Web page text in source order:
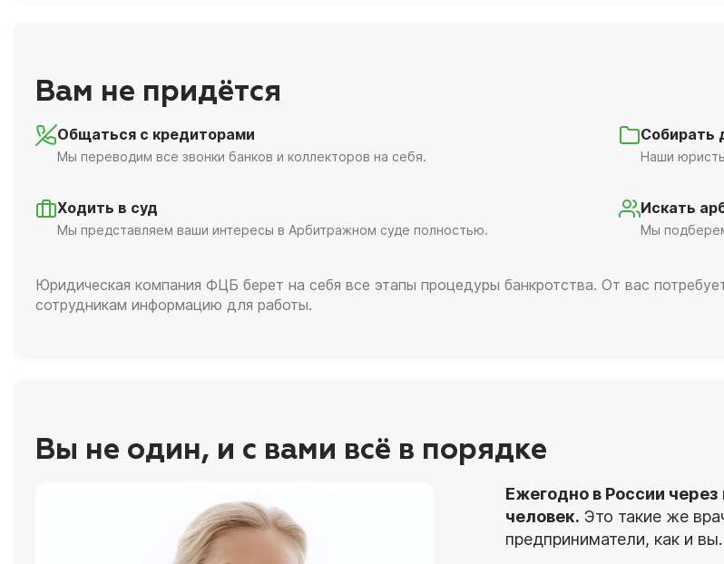
Вам не придётся
Общаться с кредиторами
Мы переводим все звонки банков и коллекторов на себя.
Собирать
Наши
Ходить в суд
Мы представляем ваши интересы в Арбитражном суде полностью.
Искать
Мы
Юридическая компания ФЦБ берет на себя все этапы процедуры банкротства. От вас
сотрудникам информацию для работы.
Вы не один, и с вами всё в порядке
Ежегодно в России
человек. Это такие же
предприниматели, как и вы.